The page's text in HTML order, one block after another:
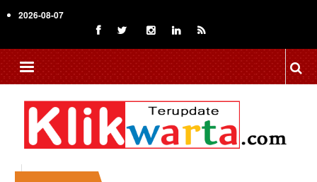
to
content
2026-08-07